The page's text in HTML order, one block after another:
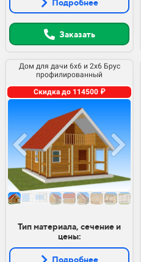
Подробнее
Заказать
Дом для дачи 6х6 и 2х6 Брус
профилированный
Скидка до 114500 ₽
Тип материала, сечение и
цены:
Подробнее